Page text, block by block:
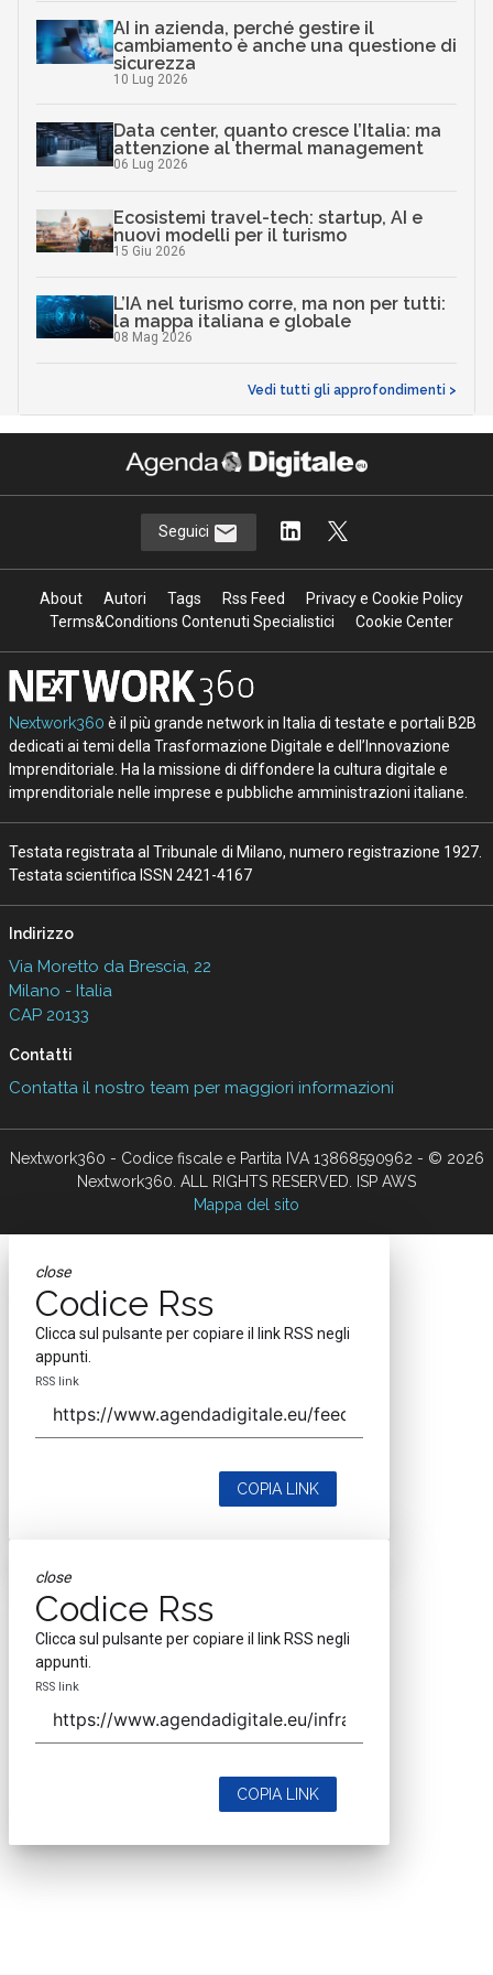
AI in azienda, perché gestire il
cambiamento è anche una questione di
sicurezza
10 Lug 2026
Data center, quanto cresce l’Italia: ma
attenzione al thermal management
06 Lug 2026
Ecosistemi travel-tech: startup, AI e
nuovi modelli per il turismo
15 Giu 2026
L’IA nel turismo corre, ma non per tutti:
la mappa italiana e globale
08 Mag 2026
Vedi tutti gli approfondimenti >
Seguici
About Autori Tags Rss Feed
Privacy e Cookie Policy
Terms&Conditions Contenuti Specialistici
Cookie Center
Nextwork360 è il più grande network in Italia di testate e portali B2B
dedicati ai temi della Trasformazione Digitale e dell’Innovazione
Imprenditoriale. Ha la missione di diffondere la cultura digitale e
imprenditoriale nelle imprese e pubbliche amministrazioni italiane.
Testata registrata al Tribunale di Milano, numero registrazione 1927.
Testata scientifica ISSN 2421-4167
Indirizzo
Via Moretto da Brescia, 22
Milano - Italia
CAP 20133
Contatti
Contatta il nostro team per maggiori informazioni
Nextwork360 - Codice fiscale e Partita IVA 13868590962 - © 2026
Nextwork360. ALL RIGHTS RESERVED. ISP AWS
Mappa del sito
close
Codice Rss
Clicca sul pulsante per copiare il link RSS negli
appunti.
RSS link
COPIA LINK
close
Codice Rss
Clicca sul pulsante per copiare il link RSS negli
appunti.
RSS link
COPIA LINK